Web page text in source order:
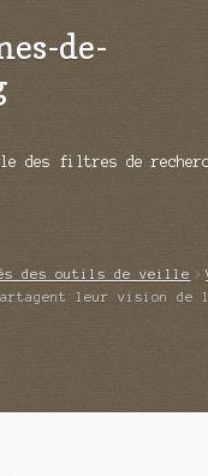
de-
des filtres de
des outils de veille
leur vision de